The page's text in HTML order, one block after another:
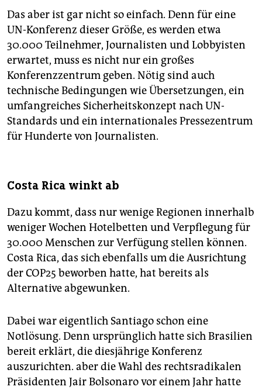
Das aber ist gar nicht so einfach. Denn für eine
UN-Konferenz dieser Größe, es werden etwa
30.000 Teilnehmer, Journalisten und Lobbyisten
erwartet, muss es nicht nur ein großes
Konferenzzentrum geben. Nötig sind auch
technische Bedingungen wie Übersetzungen, ein
umfangreiches Sicherheitskonzept nach UN-
Standards und ein internationales Pressezentrum
für Hunderte von Journalisten.
Costa Rica winkt ab
Dazu kommt, dass nur wenige Regionen innerhalb
weniger Wochen Hotelbetten und Verpflegung für
30.000 Menschen zur Verfügung stellen können.
Costa Rica, das sich ebenfalls um die Ausrichtung
der COP25 beworben hatte, hat bereits als
Alternative abgewunken.
Dabei war eigentlich Santiago schon eine
Notlösung. Denn ursprünglich hatte sich Brasilien
bereit erklärt, die diesjährige Konferenz
auszurichten. aber die Wahl des rechtsradikalen
Präsidenten Jair Bolsonaro vor einem Jahr hatte